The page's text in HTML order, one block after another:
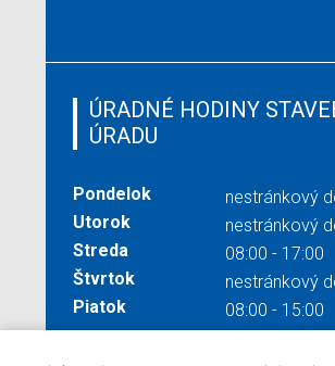
ÚRADNÉ HODINY
ÚRADU
Pondelok
nestránkový
Utorok
nestránkový
Streda
08:00 - 17:00
Štvrtok
nestránkový
Piatok
08:00 - 15:00